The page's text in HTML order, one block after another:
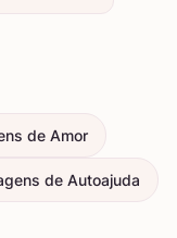
de Amor
de Autoajuda